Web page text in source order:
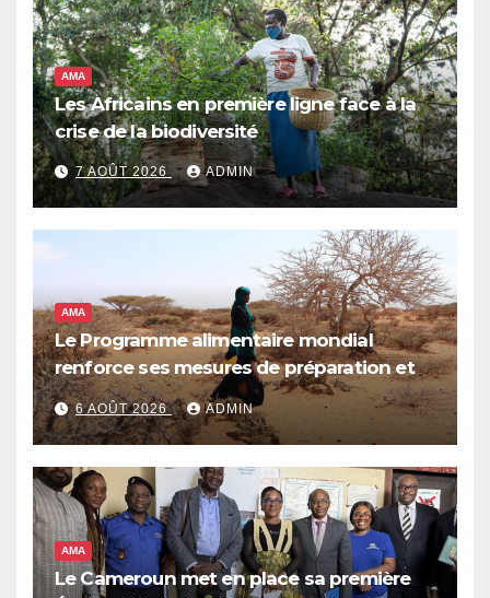
AMA
Les Africains en première ligne face à la
crise de la biodiversité
7 AOÛT 2026 ADMIN
AMA
Le Programme alimentaire mondial
renforce ses mesures de préparation et
de réponse face à la menace d’El Niño,
qui pourrait plonger des dizaines de
millions de personnes dans l’insécurité
alimentaire aiguë
6 AOÛT 2026 ADMIN
AMA
Le Cameroun met en place sa première